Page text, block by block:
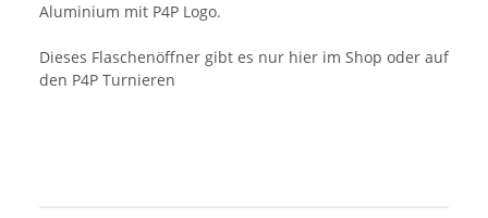
Aluminium mit P4P Logo.
Dieses Flaschenöffner gibt es nur hier im Shop oder auf
den P4P Turnieren